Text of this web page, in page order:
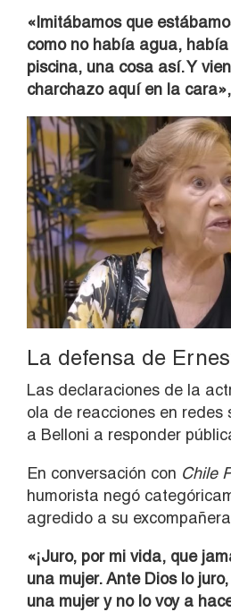
«Imitábamos que
como no había agua,
piscina, una cosa así. Y
charchazo aquí en la cara»,
La defensa de
Las declaraciones de la
ola de reacciones en redes
a Belloni a responder
En conversación con Chile
humorista negó
agredido a su
«¡Juro, por mi vida, que
una mujer. Ante Dios lo
una mujer y no lo voy a